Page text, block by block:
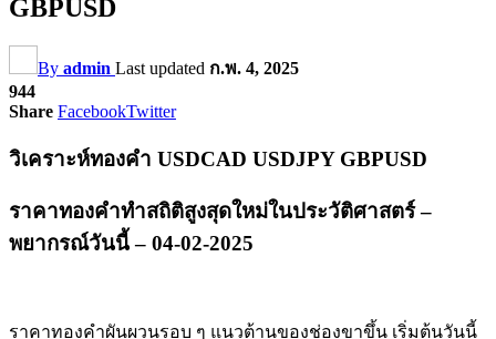
GBPUSD
By admin Last updated ก.พ. 4, 2025
944
Share FacebookTwitter
วิเคราะห์ทองคำ USDCAD USDJPY GBPUSD
ราคาทองคำทำสถิติสูงสุดใหม่ในประวัติศาสตร์ –
พยากรณ์วันนี้ – 04-02-2025
ราคาทองคำผันผวนรอบ ๆ แนวต้านของช่องขาขึ้น เริ่มต้นวันนี้